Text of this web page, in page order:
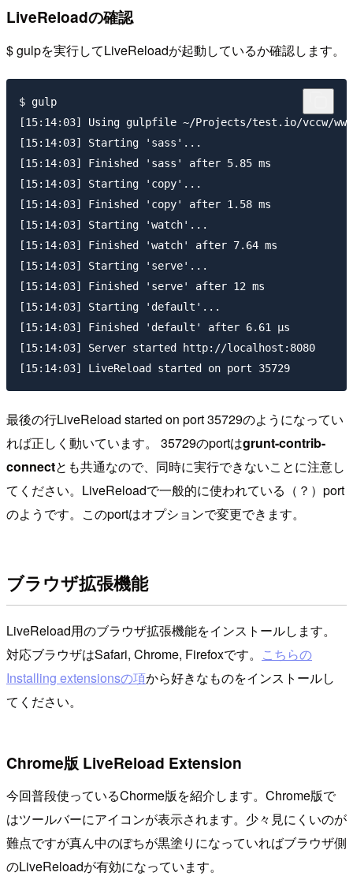
LiveReloadの確認
$ gulpを実行してLiveReloadが起動しているか確認します。
$ gulp
[15:14:03] Using gulpfile ~/Projects/test.io/vccw/
[15:14:03] Starting 'sass'...
[15:14:03] Finished 'sass' after 5.85 ms
[15:14:03] Starting 'copy'...
[15:14:03] Finished 'copy' after 1.58 ms
[15:14:03] Starting 'watch'...
[15:14:03] Finished 'watch' after 7.64 ms
[15:14:03] Starting 'serve'...
[15:14:03] Finished 'serve' after 12 ms
[15:14:03] Starting 'default'...
[15:14:03] Finished 'default' after 6.61 μs
[15:14:03] Server started http://localhost:8080
最後の行LiveReload started on port 35729のようになってい
れば正しく動いています。 35729のportはgrunt-contrib-
connectとも共通なので、同時に実行できないことに注意し
てください。LiveReloadで一般的に使われている（？）port
のようです。このportはオプションで変更できます。
ブラウザ拡張機能
LiveReload用のブラウザ拡張機能をインストールします。
対応ブラウザはSafari, Chrome, Firefoxです。 こちらの
Installing extensionsの項から好きなものをインストールし
てください。
Chrome版 LiveReload Extension
今回普段使っているChorme版を紹介します。Chrome版で
はツールバーにアイコンが表示されます。少々見にくいのが
難点ですが真ん中のぽちが黒塗りになっていればブラウザ側
のLiveReloadが有効になっています。